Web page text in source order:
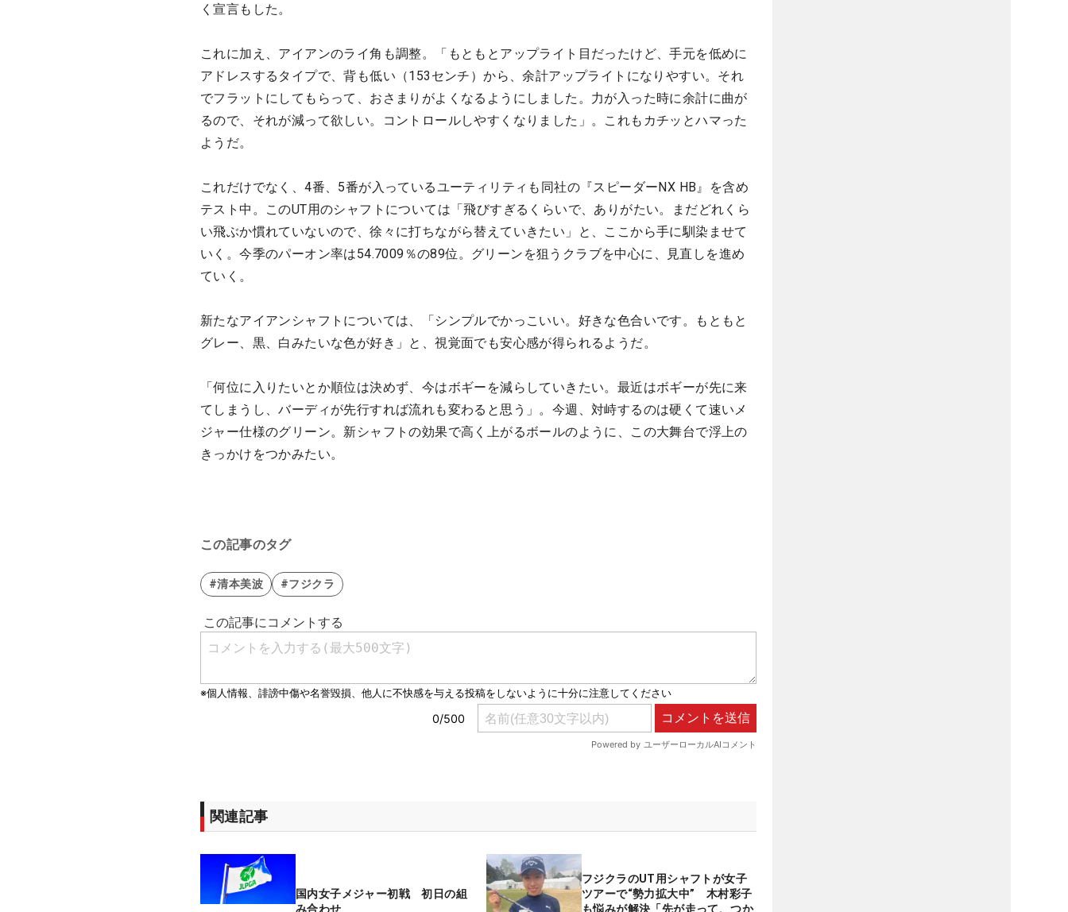
く宣言もした。
これに加え、アイアンのライ角も調整。「もともとアップライト目だったけど、手元を低めに
アドレスするタイプで、背も低い（153センチ）から、余計アップライトになりやすい。それ
でフラットにしてもらって、おさまりがよくなるようにしました。力が入った時に余計に曲が
るので、それが減って欲しい。コントロールしやすくなりました」。これもカチッとハマった
ようだ。
これだけでなく、4番、5番が入っているユーティリティも同社の『スピーダーNX HB』を含め
テスト中。このUT用のシャフトについては「飛びすぎるくらいで、ありがたい。まだどれくら
い飛ぶか慣れていないので、徐々に打ちながら替えていきたい」と、ここから手に馴染ませて
いく。今季のパーオン率は54.7009％の89位。グリーンを狙うクラブを中心に、見直しを進め
ていく。
新たなアイアンシャフトについては、「シンプルでかっこいい。好きな色合いです。もともと
グレー、黒、白みたいな色が好き」と、視覚面でも安心感が得られるようだ。
「何位に入りたいとか順位は決めず、今はボギーを減らしていきたい。最近はボギーが先に来
てしまうし、バーディが先行すれば流れも変わると思う」。今週、対峙するのは硬くて速いメ
ジャー仕様のグリーン。新シャフトの効果で高く上がるボールのように、この大舞台で浮上の
きっかけをつかみたい。
この記事のタグ
#清本美波 #フジクラ
関連記事
国内女子メジャー初戦 初日の組
み合わせ
フジクラのUT用シャフトが女子
ツアーで“勢力拡大中” 木村彩子
も悩みが解決「先が走って、つか